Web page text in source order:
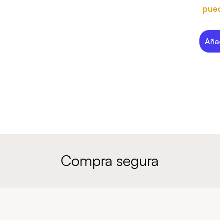
Compra segura